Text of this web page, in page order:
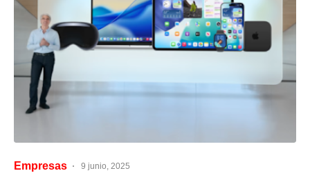
Empresas 9 junio, 2025